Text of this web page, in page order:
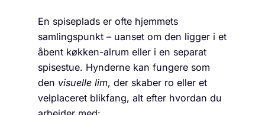
En spiseplads er ofte hjemmets
samlingspunkt – uanset om den ligger i et
åbent køkken-alrum eller i en separat
spisestue. Hynderne kan fungere som
den visuelle lim, der skaber ro eller et
velplaceret blikfang, alt efter hvordan du